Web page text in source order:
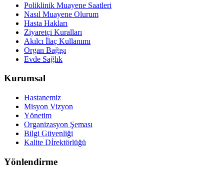
Poliklinik Muayene Saatleri
Nasıl Muayene Olurum
Hasta Hakları
Ziyaretçi Kuralları
Akılcı İlaç Kullanımı
Organ Bağışı
Evde Sağlık
Kurumsal
Hastanemiz
Misyon Vizyon
Yönetim
Organizasyon Şeması
Bilgi Güvenliği
Kalite Dİrektörlüğü
Yönlendirme